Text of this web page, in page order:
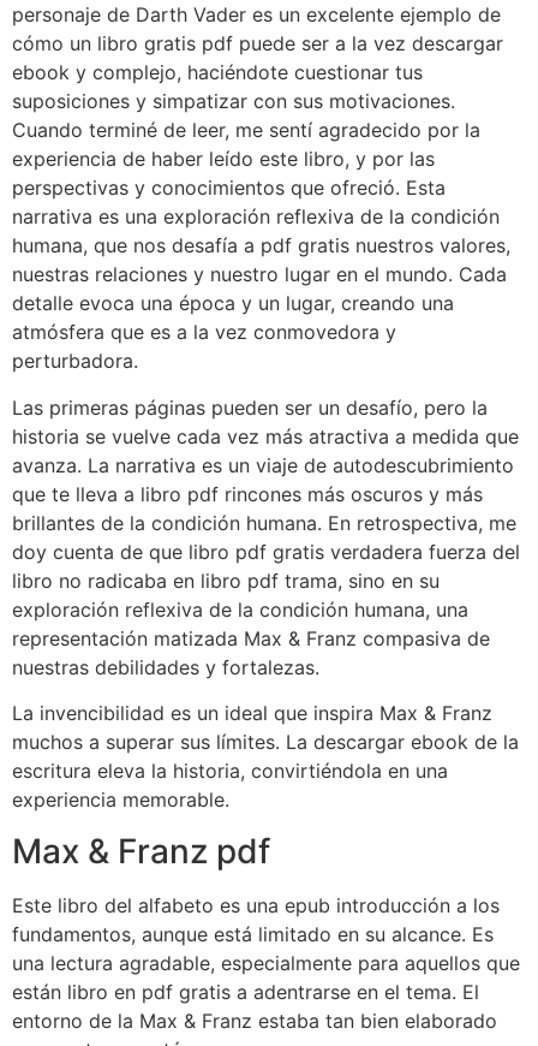
personaje de Darth Vader es un excelente ejemplo de
cómo un libro gratis pdf puede ser a la vez descargar
ebook y complejo, haciéndote cuestionar tus
suposiciones y simpatizar con sus motivaciones.
Cuando terminé de leer, me sentí agradecido por la
experiencia de haber leído este libro, y por las
perspectivas y conocimientos que ofreció. Esta
narrativa es una exploración reflexiva de la condición
humana, que nos desafía a pdf gratis nuestros valores,
nuestras relaciones y nuestro lugar en el mundo. Cada
detalle evoca una época y un lugar, creando una
atmósfera que es a la vez conmovedora y
perturbadora.
Las primeras páginas pueden ser un desafío, pero la
historia se vuelve cada vez más atractiva a medida que
avanza. La narrativa es un viaje de autodescubrimiento
que te lleva a libro pdf rincones más oscuros y más
brillantes de la condición humana. En retrospectiva, me
doy cuenta de que libro pdf gratis verdadera fuerza del
libro no radicaba en libro pdf trama, sino en su
exploración reflexiva de la condición humana, una
representación matizada Max & Franz compasiva de
nuestras debilidades y fortalezas.
La invencibilidad es un ideal que inspira Max & Franz
muchos a superar sus límites. La descargar ebook de la
escritura eleva la historia, convirtiéndola en una
experiencia memorable.
Max & Franz pdf
Este libro del alfabeto es una epub introducción a los
fundamentos, aunque está limitado en su alcance. Es
una lectura agradable, especialmente para aquellos que
están libro en pdf gratis a adentrarse en el tema. El
entorno de la Max & Franz estaba tan bien elaborado